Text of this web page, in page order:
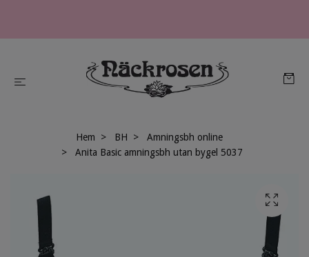
Hem BH
Amningsbh online
Anita Basic amningsbh utan bygel 5037